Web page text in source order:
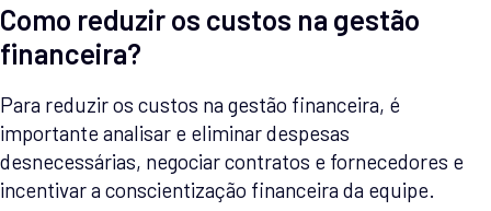
Como reduzir os custos na gestão
financeira?
Para reduzir os custos na gestão financeira, é
importante analisar e eliminar despesas
desnecessárias, negociar contratos e fornecedores e
incentivar a conscientização financeira da equipe.